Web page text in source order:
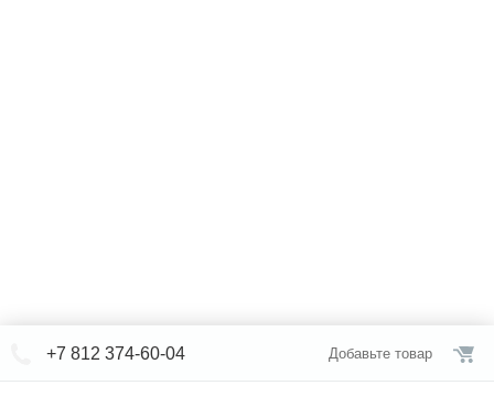
+7 812 374-60-04 Добавьте товар